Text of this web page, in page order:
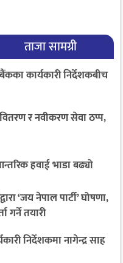
ताजा सामग्री
बैंकका कार्यकारी निर्देशकबीच
र नवीकरण सेवा ठप्प,
हवाई भाडा बढ्यो
‘जय नेपाल पार्टी’ घोषणा,
गर्ने तयारी
निर्देशकमा नागेन्द्र साह